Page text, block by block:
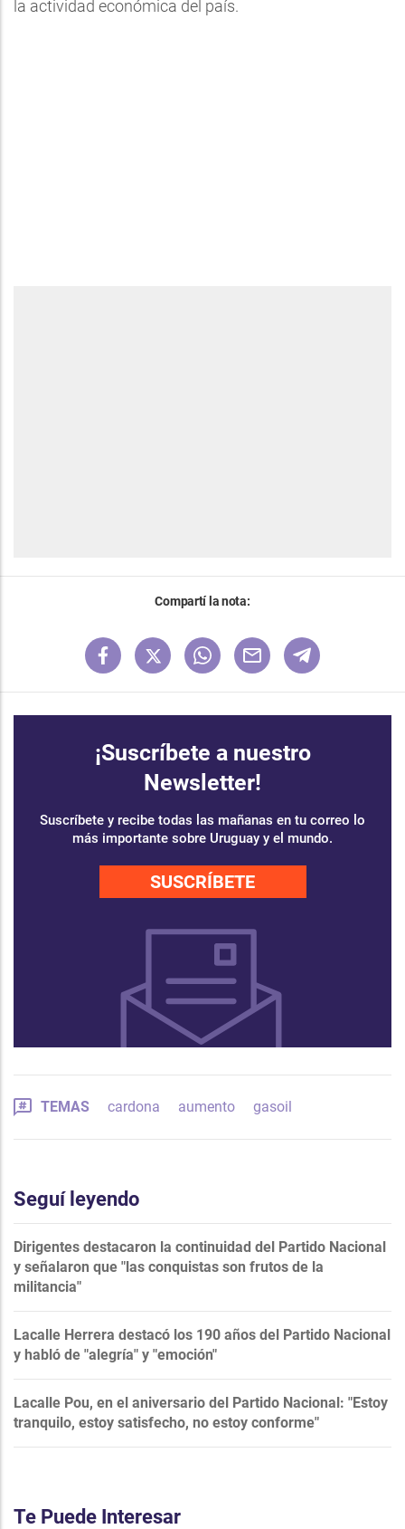
la actividad económica del país.
Compartí la nota:
¡Suscríbete a nuestro
Newsletter!
Suscríbete y recibe todas las mañanas en tu correo lo
más importante sobre Uruguay y el mundo.
SUSCRÍBETE
TEMAS cardona aumento gasoil
Seguí leyendo
Dirigentes destacaron la continuidad del Partido Nacional
y señalaron que "las conquistas son frutos de la
militancia"
Lacalle Herrera destacó los 190 años del Partido Nacional
y habló de "alegría" y "emoción"
Lacalle Pou, en el aniversario del Partido Nacional: "Estoy
tranquilo, estoy satisfecho, no estoy conforme"
Te Puede Interesar